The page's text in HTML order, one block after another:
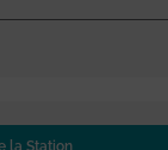
la Station